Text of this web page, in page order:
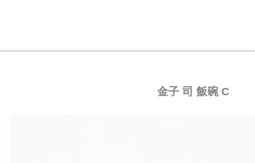
金子 司 飯碗 C